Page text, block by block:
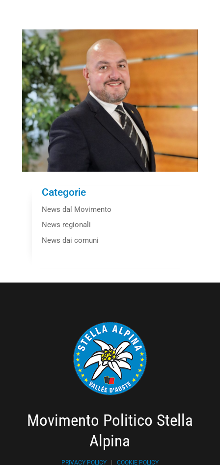
Categorie
News dal Movimento
News regionali
News dai comuni
Movimento Politico Stella
Alpina
PRIVACY POLICY| COOKIE POLICY